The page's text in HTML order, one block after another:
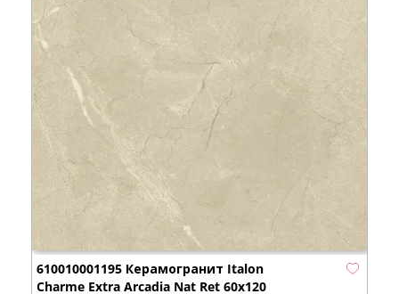
610010001195 Керамогранит Italon
Charme Extra Arcadia Nat Ret 60x120